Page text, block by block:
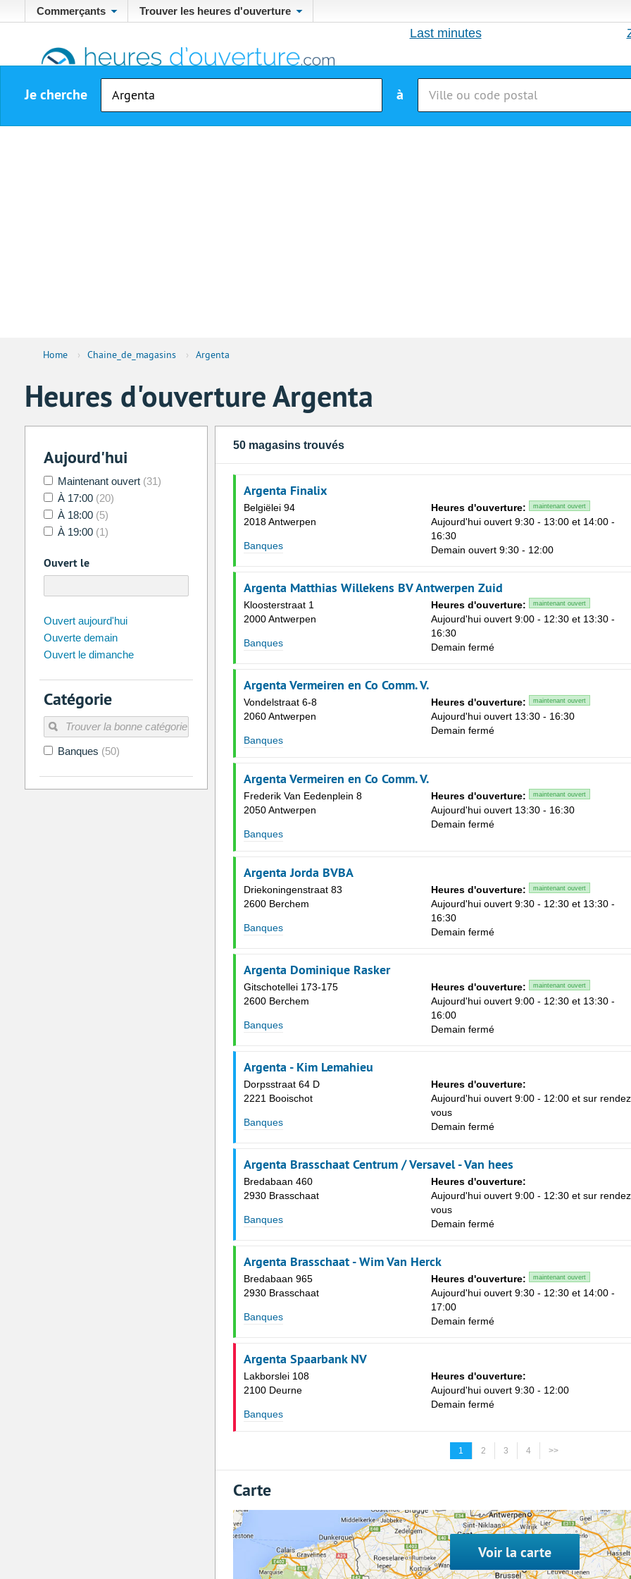
Commerçants Trouver les heures d'ouverture
Last minutes
Je cherche à
Home › Chaine_de_magasins › Argenta
Heures d'ouverture Argenta
Aujourd'hui
Maintenant ouvert (31)
À 17:00 (20)
À 18:00 (5)
À 19:00 (1)
Ouvert le
Di Lu
26 27
2 3 4 6 7 8
9 10 13 14
16 17 18
23 24
30 31 1 3 4 5
Vider
Ouvert aujourd'hui
Ouverte demain
Ouvert le dimanche
Catégorie
Banques (50)
50 magasins trouvés
Argenta Finalix
Belgiëlei 94
2018 Antwerpen
Banques
Heures d'ouverture: maintenant ouvert
Aujourd'hui ouvert 9:30 - 13:00 et 14:00 -
16:30
Demain ouvert 9:30 - 12:00
Argenta Matthias Willekens BV Antwerpen Zuid
Kloosterstraat 1
2000 Antwerpen
Banques
Heures d'ouverture: maintenant ouvert
Aujourd'hui ouvert 9:00 - 12:30 et 13:30 -
16:30
Demain fermé
Argenta Vermeiren en Co Comm. V.
Vondelstraat 6-8
2060 Antwerpen
Banques
Heures d'ouverture: maintenant ouvert
Aujourd'hui ouvert 13:30 - 16:30
Demain fermé
Argenta Vermeiren en Co Comm. V.
Frederik Van Eedenplein 8
2050 Antwerpen
Banques
Heures d'ouverture: maintenant ouvert
Aujourd'hui ouvert 13:30 - 16:30
Demain fermé
Argenta Jorda BVBA
Driekoningenstraat 83
2600 Berchem
Banques
Heures d'ouverture: maintenant ouvert
Aujourd'hui ouvert 9:30 - 12:30 et 13:30 -
16:30
Demain fermé
Argenta Dominique Rasker
Gitschotellei 173-175
2600 Berchem
Banques
Heures d'ouverture: maintenant ouvert
Aujourd'hui ouvert 9:00 - 12:30 et 13:30 -
16:00
Demain fermé
Argenta - Kim Lemahieu
Dorpsstraat 64 D
2221 Booischot
Banques
Heures d'ouverture:
Aujourd'hui ouvert 9:00 - 12:00 et sur
vous
Demain fermé
Argenta Brasschaat Centrum / Versavel - Van hees
Bredabaan 460
2930 Brasschaat
Banques
Heures d'ouverture:
Aujourd'hui ouvert 9:00 - 12:30 et sur
vous
Demain fermé
Argenta Brasschaat - Wim Van Herck
Bredabaan 965
2930 Brasschaat
Banques
Heures d'ouverture: maintenant ouvert
Aujourd'hui ouvert 9:30 - 12:30 et 14:00 -
17:00
Demain fermé
Argenta Spaarbank NV
Lakborslei 108
2100 Deurne
Banques
Heures d'ouverture:
Aujourd'hui ouvert 9:30 - 12:00
Demain fermé
1 2 3 4 >>
Carte
Voir la carte